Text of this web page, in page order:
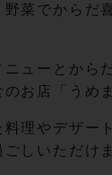
菜でからだ
ューとから
お店「うめ
理やデザー
しいただけ